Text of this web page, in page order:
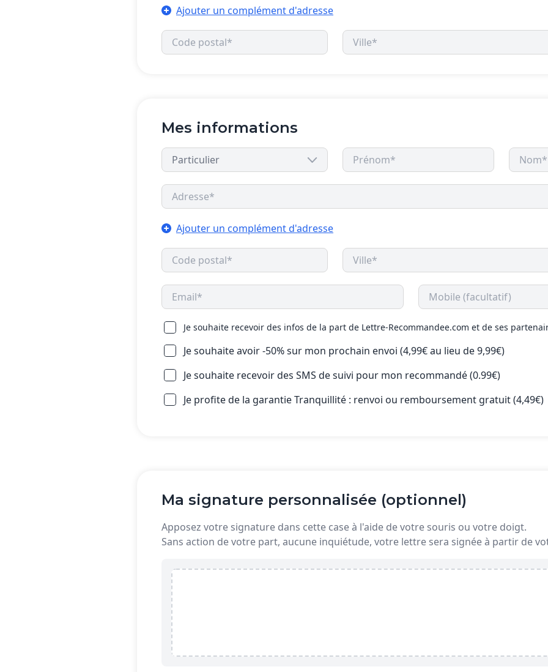
Ajouter un complément d'adresse
Mes informations
Ajouter un complément d'adresse
Je souhaite recevoir des infos de la part de Lettre-Recommandee.com et de ses
Je souhaite avoir -50% sur mon prochain envoi (4,99€ au lieu de 9,99€)
Je souhaite recevoir des SMS de suivi pour mon recommandé (0.99€)
Je profite de la garantie Tranquillité : renvoi ou remboursement gratuit (4,49€)
Ma signature personnalisée (optionnel)
Apposez votre signature dans cette case à l'aide de votre souris ou votre doigt.
Sans action de votre part, aucune inquiétude, votre lettre sera signée à partir de